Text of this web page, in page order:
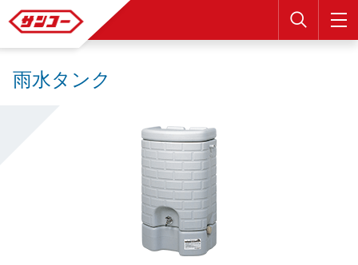
検索
雨水タンク